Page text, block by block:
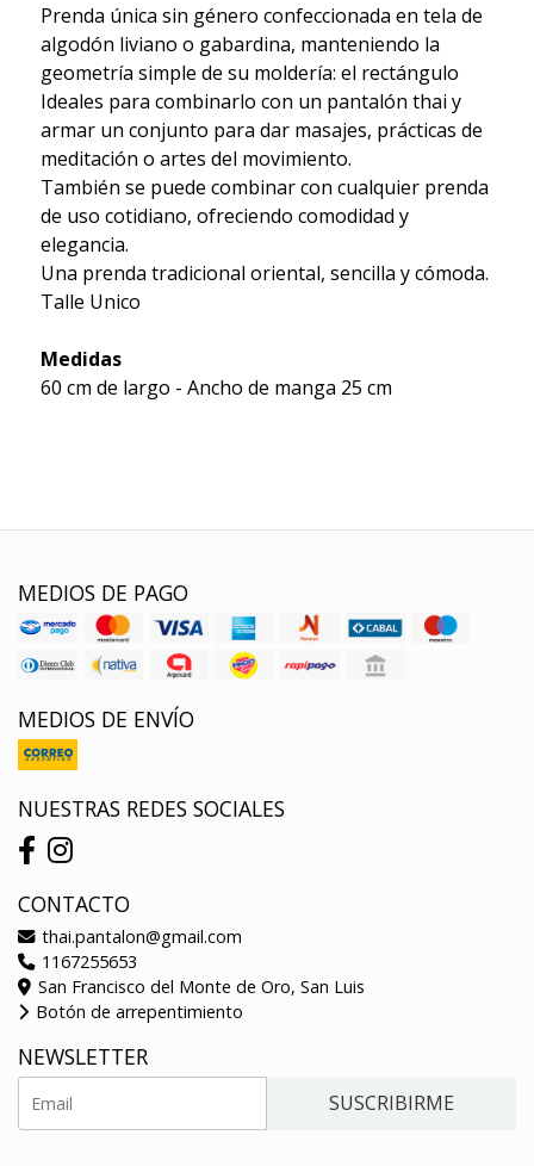
Prenda única sin género confeccionada en tela de
algodón liviano o gabardina, manteniendo la
geometría simple de su moldería: el rectángulo
Ideales para combinarlo con un pantalón thai y
armar un conjunto para dar masajes, prácticas de
meditación o artes del movimiento.
También se puede combinar con cualquier prenda
de uso cotidiano, ofreciendo comodidad y
elegancia.
Una prenda tradicional oriental, sencilla y cómoda.
Talle Unico
Medidas
60 cm de largo - Ancho de manga 25 cm
MEDIOS DE PAGO
MEDIOS DE ENVÍO
NUESTRAS REDES SOCIALES
CONTACTO
thai.pantalon@gmail.com
1167255653
San Francisco del Monte de Oro, San Luis
Botón de arrepentimiento
NEWSLETTER
SUSCRIBIRME